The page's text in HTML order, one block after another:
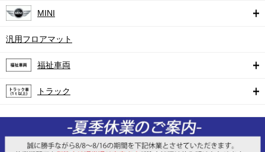
MINI
汎用フロアマット
福祉車両
トラック